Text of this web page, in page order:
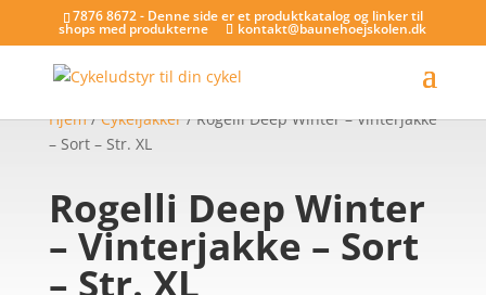
7876 8672 - Denne side er et produktkatalog og linker til
shops med produkterne kontakt@baunehoejskolen.dk
Hjem/Cykeljakker/ Rogelli Deep Winter – Vinterjakke
– Sort – Str. XL
Rogelli Deep Winter
– Vinterjakke – Sort
– Str. XL